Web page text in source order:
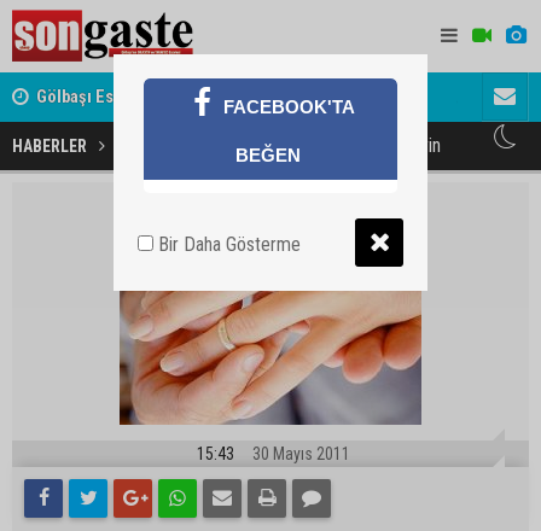
Gölbaşı Esnafının Sesi Ankara Kalkınma Ajansı'nda Avukat
akını
HABERLER Sakın bu nedenler yüzünden evlenmeyin
15:43 30 Mayıs 2011
FACEBOOK'TA
BEĞEN
Bir Daha Gösterme